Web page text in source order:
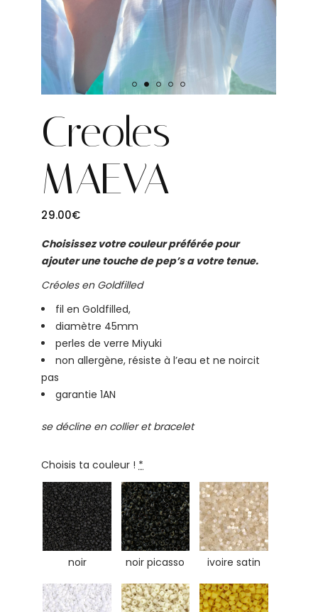
Creoles
MAEVA
29.00€
Choisissez votre couleur préférée pour
ajouter une touche de pep’s a votre tenue.
Créoles en Goldfilled
fil en Goldfilled,
diamètre 45mm
perles de verre Miyuki
non allergène, résiste à l’eau et ne noircit
pas
garantie 1AN
se décline en collier et bracelet
Choisis ta couleur ! *
noir noir picasso ivoire satin